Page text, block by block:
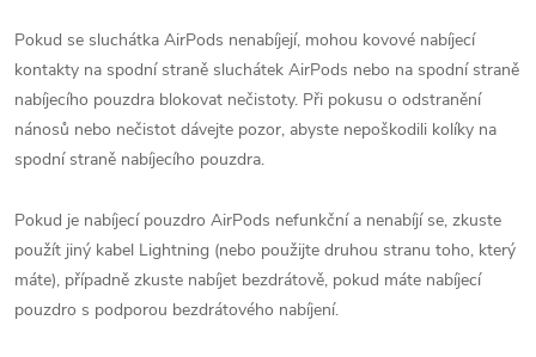
Pokud se sluchátka AirPods nenabíjejí, mohou kovové nabíjecí
kontakty na spodní straně sluchátek AirPods nebo na spodní straně
nabíjecího pouzdra blokovat nečistoty. Při pokusu o odstranění
nánosů nebo nečistot dávejte pozor, abyste nepoškodili kolíky na
spodní straně nabíjecího pouzdra.
Pokud je nabíjecí pouzdro AirPods nefunkční a nenabíjí se, zkuste
použít jiný kabel Lightning (nebo použijte druhou stranu toho, který
máte), případně zkuste nabíjet bezdrátově, pokud máte nabíjecí
pouzdro s podporou bezdrátového nabíjení.